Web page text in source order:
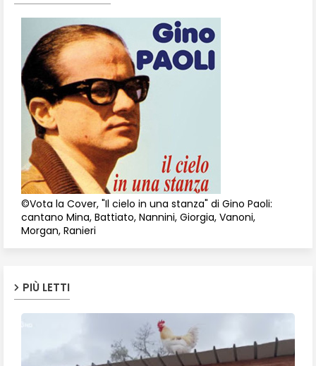
©Vota la Cover, "Il cielo in una stanza" di Gino Paoli:
cantano Mina, Battiato, Nannini, Giorgia, Vanoni,
Morgan, Ranieri
PIÙ LETTI